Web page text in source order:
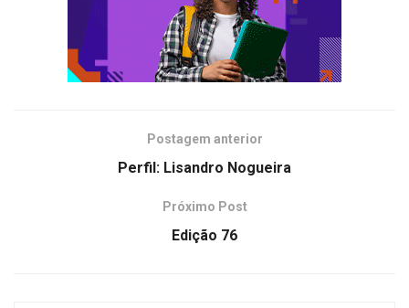
Postagem anterior
Perfil: Lisandro Nogueira
Próximo Post
Edição 76